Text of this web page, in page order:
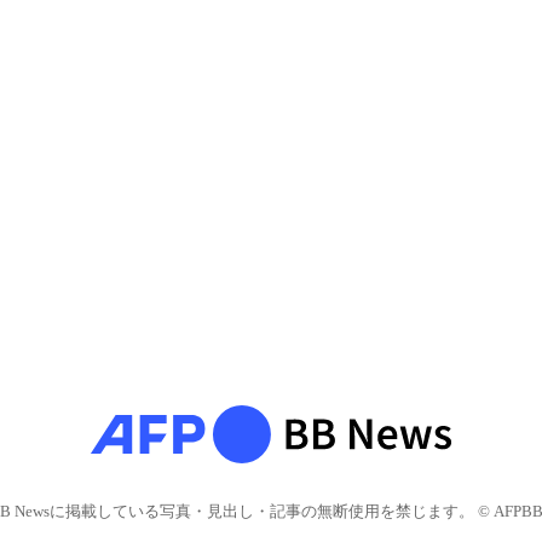
Newsに掲載している写真・見出し・記事の無断使用を禁じます。 © AFPBB